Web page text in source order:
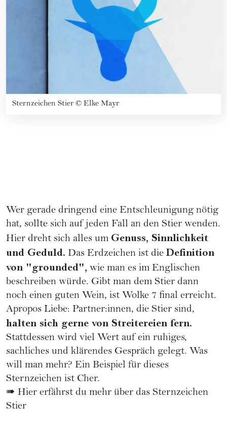
Sternzeichen Stier © Elke Mayr
Wer gerade dringend eine Entschleunigung nötig
hat, sollte sich auf jeden Fall an den Stier wenden.
Hier dreht sich alles um Genuss, Sinnlichkeit
und Geduld. Das Erdzeichen ist dieDefinition
von "grounded", wie man es im Englischen
beschreiben würde. Gibt man dem Stier dann
noch einen guten Wein, ist Wolke 7 final erreicht.
Apropos Liebe: Partner:innen, die Stier sind,
halten sich gerne von Streitereien fern.
Stattdessen wird viel Wert auf ein ruhiges,
sachliches und klärendes Gespräch gelegt. Was
will man mehr? Ein Beispiel für dieses
Sternzeichen ist Cher.
➠ Hier erfährst du mehr über das Sternzeichen
Stier